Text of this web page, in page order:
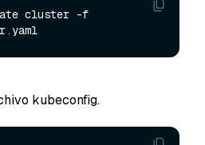
cluster -f
kubeconfig.